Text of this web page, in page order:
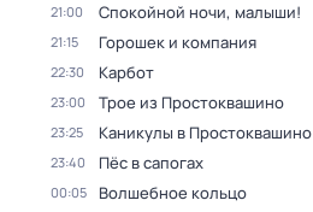
21:00 Спокойной ночи, малыши!
21:15 Горошек и компания
22:30 Карбот
23:00 Трое из Простоквашино
23:25 Каникулы в Простоквашино
23:40 Пёс в сапогах
00:05 Волшебное кольцо